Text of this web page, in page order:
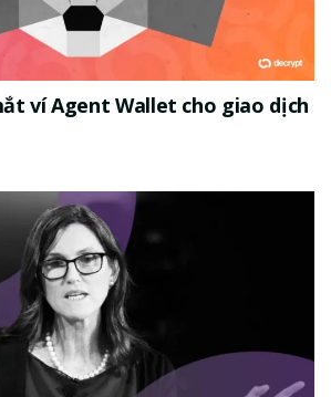
ví Agent Wallet cho giao dịch